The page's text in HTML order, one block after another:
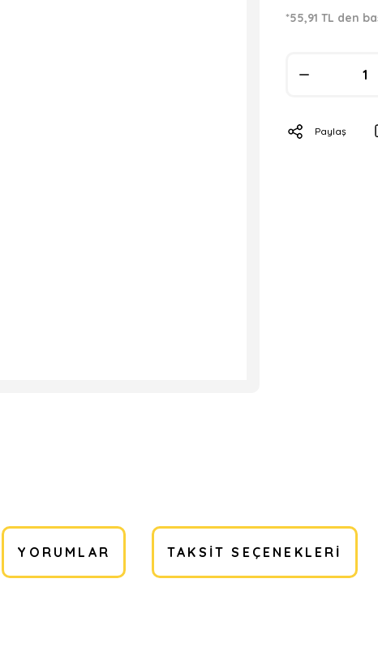
*55,91 TL den
Paylaş
YORUMLAR TAKSIT SEÇENEKLERI